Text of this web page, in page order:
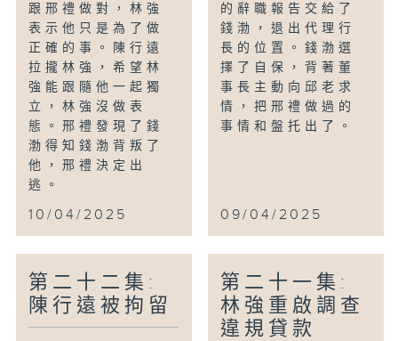
跟邢禮做對，林強
表示他只是為了做
正確的事。陳行遠
拉攏林強，希望林
強能跟隨他一起獨
立，林強沒做表
態。邢禮發現了錢
渤得知錢渤背叛了
他，邢禮決定出
逃。
10/04/2025
的辭職報告交給了
錢渤，退出代理行
長的位置。錢渤選
擇了自保，背著董
事長主動向邱老求
情，把邢禮做過的
事情和盤托出了。
09/04/2025
第二十二集:
陳行遠被拘留
第二十一集:
林強重啟調查
違規貸款